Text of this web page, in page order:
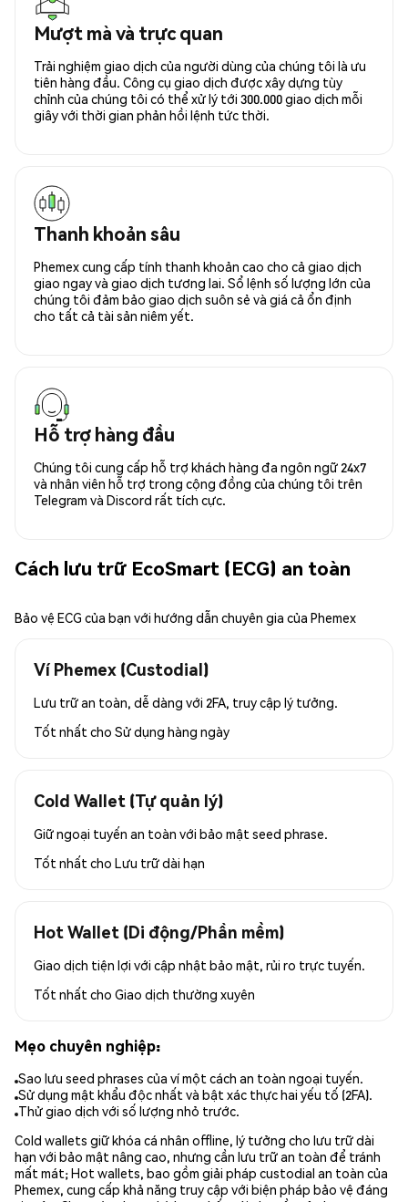
Mượt mà và trực quan
Trải nghiệm giao dịch của người dùng của chúng tôi là ưu
tiên hàng đầu. Công cụ giao dịch được xây dựng tùy
chỉnh của chúng tôi có thể xử lý tới 300.000 giao dịch mỗi
giây với thời gian phản hồi lệnh tức thời.
Thanh khoản sâu
Phemex cung cấp tính thanh khoản cao cho cả giao dịch
giao ngay và giao dịch tương lai. Sổ lệnh số lượng lớn của
chúng tôi đảm bảo giao dịch suôn sẻ và giá cả ổn định
cho tất cả tài sản niêm yết.
Hỗ trợ hàng đầu
Chúng tôi cung cấp hỗ trợ khách hàng đa ngôn ngữ 24x7
và nhân viên hỗ trợ trong cộng đồng của chúng tôi trên
Telegram và Discord rất tích cực.
Cách lưu trữ EcoSmart (ECG) an toàn
Bảo vệ ECG của bạn với hướng dẫn chuyên gia của Phemex
Ví Phemex (Custodial)
Lưu trữ an toàn, dễ dàng với 2FA, truy cập lý tưởng.
Tốt nhất cho Sử dụng hàng ngày
Cold Wallet (Tự quản lý)
Giữ ngoại tuyến an toàn với bảo mật seed phrase.
Tốt nhất cho Lưu trữ dài hạn
Hot Wallet (Di động/Phần mềm)
Giao dịch tiện lợi với cập nhật bảo mật, rủi ro trực tuyến.
Tốt nhất cho Giao dịch thường xuyên
Mẹo chuyên nghiệp:
Sao lưu seed phrases của ví một cách an toàn ngoại tuyến.
Sử dụng mật khẩu độc nhất và bật xác thực hai yếu tố (2FA).
Thử giao dịch với số lượng nhỏ trước.
Cold wallets giữ khóa cá nhân offline, lý tưởng cho lưu trữ dài
hạn với bảo mật nâng cao, nhưng cần lưu trữ an toàn để tránh
mất mát; Hot wallets, bao gồm giải pháp custodial an toàn của
Phemex, cung cấp khả năng truy cập với biện pháp bảo vệ đáng